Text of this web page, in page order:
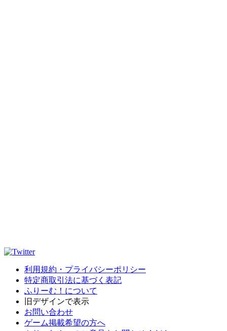
利用規約・プライバシーポリシー
特定商取引法に基づく表記
ふりーむ！について
旧デザインで表示
お問い合わせ
ゲーム掲載希望の方へ